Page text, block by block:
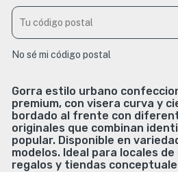
No sé mi código postal
Gorra estilo urbano
premium, con visera curva y
bordado al frente con
originales que combinan
popular. Disponible en
modelos. Ideal para locales
regalos y tiendas